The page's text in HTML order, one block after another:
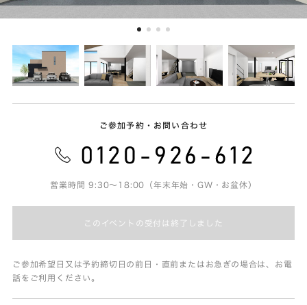
ご参加予約・お問い合わせ
営業時間 9:30～18:00（年末年始・GW・お盆休）
このイベントの受付は終了しました
ご参加希望日又は予約締切日の前日・直前またはお急ぎの場合は、お電
話をご利用ください。